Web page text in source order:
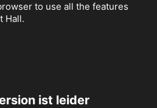
to use all the features
Hall.
ist leider